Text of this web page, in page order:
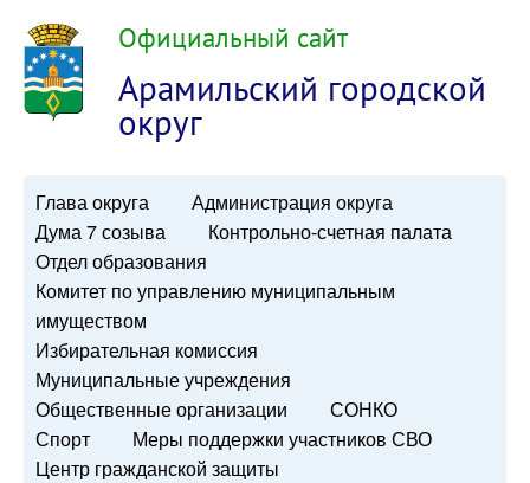
Официальный сайт
Арамильский городской
округ
Глава округа
Администрация округа
Дума 7 созыва
Контрольно-счетная палата
Отдел образования
Комитет по управлению муниципальным
имуществом
Избирательная комиссия
Муниципальные учреждения
Общественные организации
СОНКО
Спорт
Меры поддержки участников СВО
Центр гражданской защиты